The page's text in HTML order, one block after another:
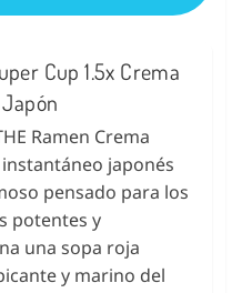
Cup 1.5x Crema
Ramen Crema
japonés
pensado para los
potentes y
una sopa roja
y marino del